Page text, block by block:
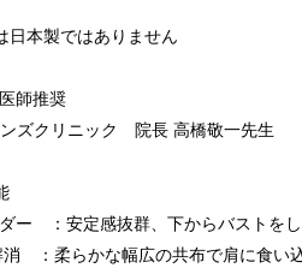
日本製ではありません
師推奨
ズクリニック 院長 高橋敬一先生
ー ：安定感抜群、下からバストを
消 ：柔らかな幅広の共布で肩に食い